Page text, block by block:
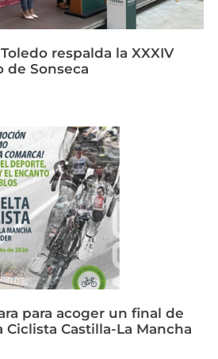
respalda la XXXIV
de Sonseca
para acoger un final de
Castilla-La Mancha